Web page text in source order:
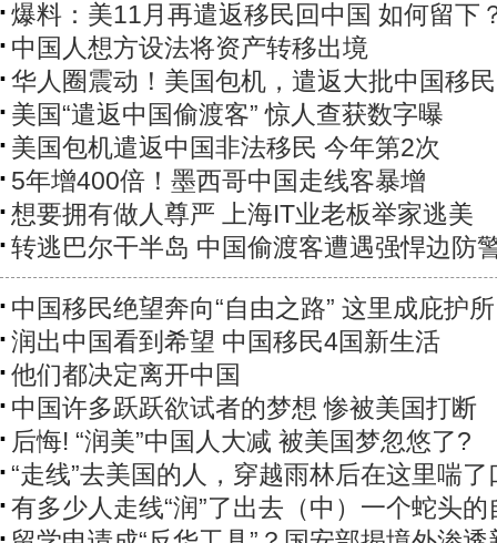
爆料：美11月再遣返移民回中国 如何留下
中国人想方设法将资产转移出境
华人圈震动！美国包机，遣返大批中国移民
美国“遣返中国偷渡客” 惊人查获数字曝
美国包机遣返中国非法移民 今年第2次
5年增400倍！墨西哥中国走线客暴增
想要拥有做人尊严 上海IT业老板举家逃美
转逃巴尔干半岛 中国偷渡客遭遇强悍边防
中国移民绝望奔向“自由之路” 这里成庇护
润出中国看到希望 中国移民4国新生活
他们都决定离开中国
中国许多跃跃欲试者的梦想 惨被美国打断
后悔! “润美”中国人大减 被美国梦忽悠了?
“走线”去美国的人，穿越雨林后在这里喘了
有多少人走线“润”了出去（中）一个蛇头的